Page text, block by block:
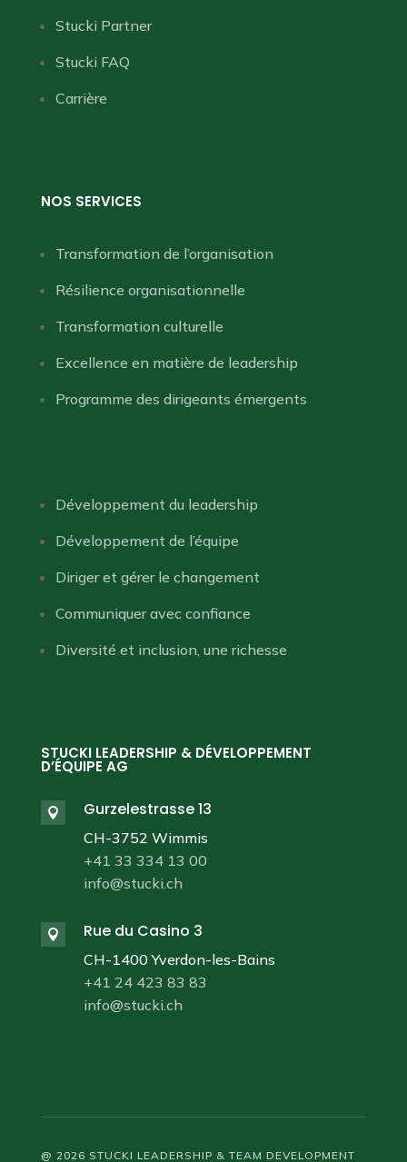
Stucki Partner
Stucki FAQ
Carrière
NOS SERVICES
Transformation de l’organisation
Résilience organisationnelle
Transformation culturelle
Excellence en matière de leadership
Programme des dirigeants émergents
Développement du leadership
Développement de l’équipe
Diriger et gérer le changement
Communiquer avec confiance
Diversité et inclusion, une richesse
STUCKI LEADERSHIP & DÉVELOPPEMENT
D’ÉQUIPE AG
 Gurzelestrasse 13
CH-3752 Wimmis
+41 33 334 13 00
info@stucki.ch
 Rue du Casino 3
CH-1400 Yverdon-les-Bains
+41 24 423 83 83
info@stucki.ch
@ 2026 STUCKI LEADERSHIP & TEAM DEVELOPMENT